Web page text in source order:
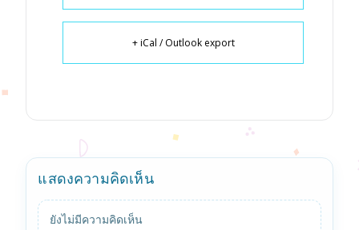
+ iCal / Outlook export
แสดงความคิดเห็น
ยังไม่มีความคิดเห็น